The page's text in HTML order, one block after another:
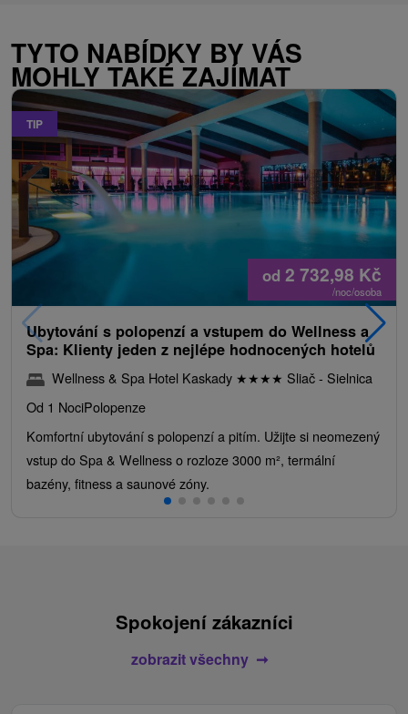
TYTO NABÍDKY BY VÁS
MOHLY TAKÉ ZAJÍMAT
TIP
od 2 732,98 Kč
/noc/osoba
Ubytování s polopenzí a vstupem do Wellness a
Spa: Klienty jeden z nejlépe hodnocených hotelů
Wellness & Spa Hotel Kaskady ★★★★ Sliač - Sielnica
Od 1 NociPolopenze
Komfortní ubytování s polopenzí a pitím. Užijte si neomezený
vstup do Spa & Wellness o rozloze 3000 m², termální
bazény, fitness a saunové zóny.
Spokojení zákazníci
zobrazit všechny